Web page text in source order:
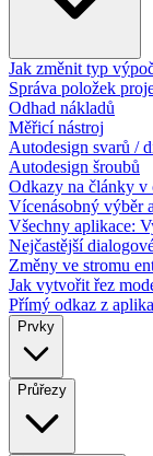
Jak změnit typ
Správa položek
Odhad nákladů
Měřicí nástroj
Autodesign svarů /
Autodesign šroubů
Odkazy na články v
Vícenásobný výběr
Všechny aplikace:
Nejčastější
Změny ve stromu
Jak vytvořit řez
Přímý odkaz z
Prvky
Průřezy